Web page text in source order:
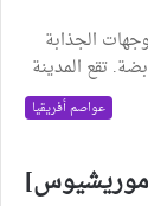
الجذابة
تقع المدينة
عواصم أفريقيا